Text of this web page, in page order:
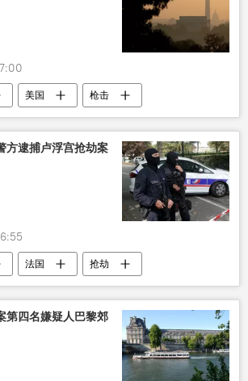
美国 枪击
方逮捕卢浮宫抢劫案
法国 抢劫
第四名嫌疑人巴黎郊